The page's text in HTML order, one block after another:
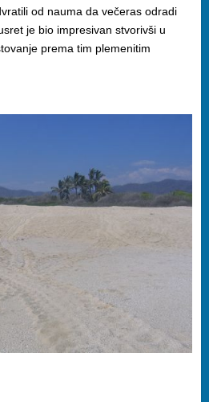
od nauma da večeras odradi
je bio impresivan stvorivši u
prema tim plemenitim